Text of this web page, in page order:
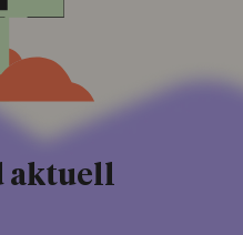
aktuell